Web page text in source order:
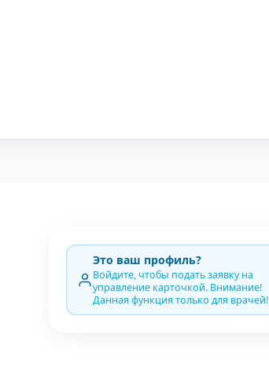
Это ваш профиль?
Войдите, чтобы подать заявку на
управление карточкой. Внимание!
Данная функция только для врачей!